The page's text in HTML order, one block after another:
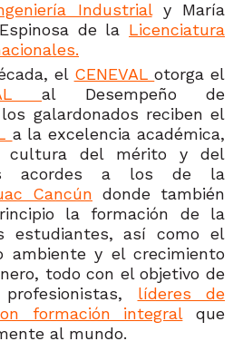
Industrialy María
de la Licenciatura
el CENEVALotorga el
al Desempeño de
galardonados reciben el
a la excelencia académica,
cultura del mérito y del
acordes a los de la
Cancún donde también
la formación de la
estudiantes, así como el
ambiente y el crecimiento
todo con el objetivo de
líderes de
formación integralque
al mundo.